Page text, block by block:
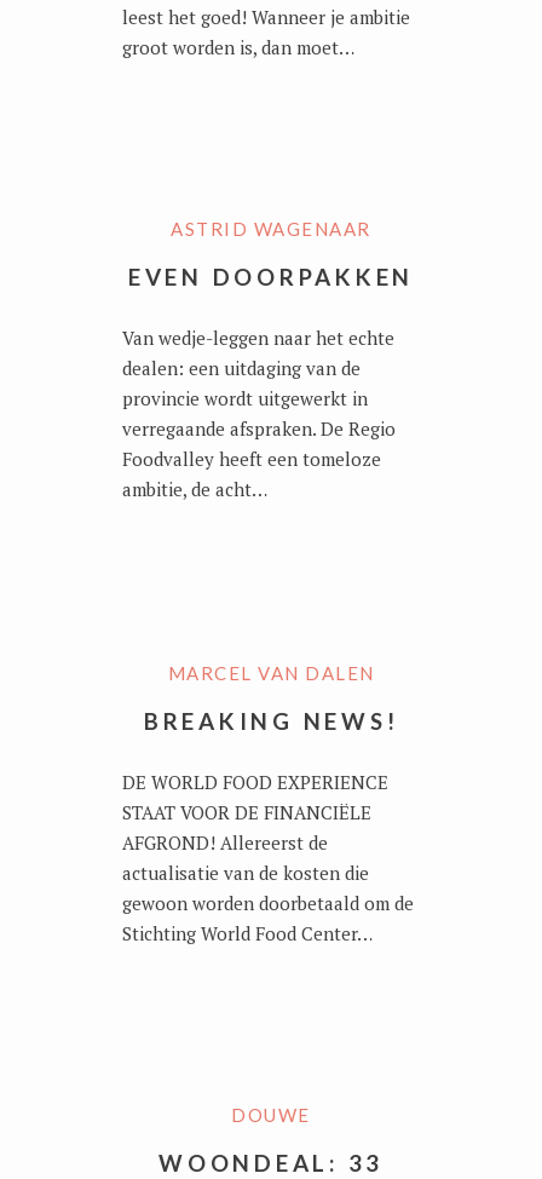
leest het goed! Wanneer je ambitie
groot worden is, dan moet…
ASTRID WAGENAAR
EVEN DOORPAKKEN
Van wedje-leggen naar het echte
dealen: een uitdaging van de
provincie wordt uitgewerkt in
verregaande afspraken. De Regio
Foodvalley heeft een tomeloze
ambitie, de acht…
MARCEL VAN DALEN
BREAKING NEWS!
DE WORLD FOOD EXPERIENCE
STAAT VOOR DE FINANCIËLE
AFGROND! Allereerst de
actualisatie van de kosten die
gewoon worden doorbetaald om de
Stichting World Food Center…
DOUWE
WOONDEAL: 33